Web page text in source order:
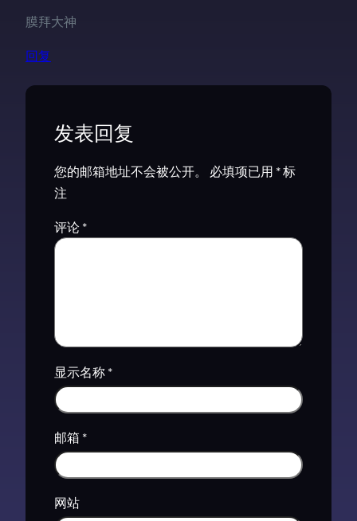
膜拜大神
回复
发表回复
您的邮箱地址不会被公开。 必填项已用 *标
注
评论 *
显示名称 *
邮箱 *
网站